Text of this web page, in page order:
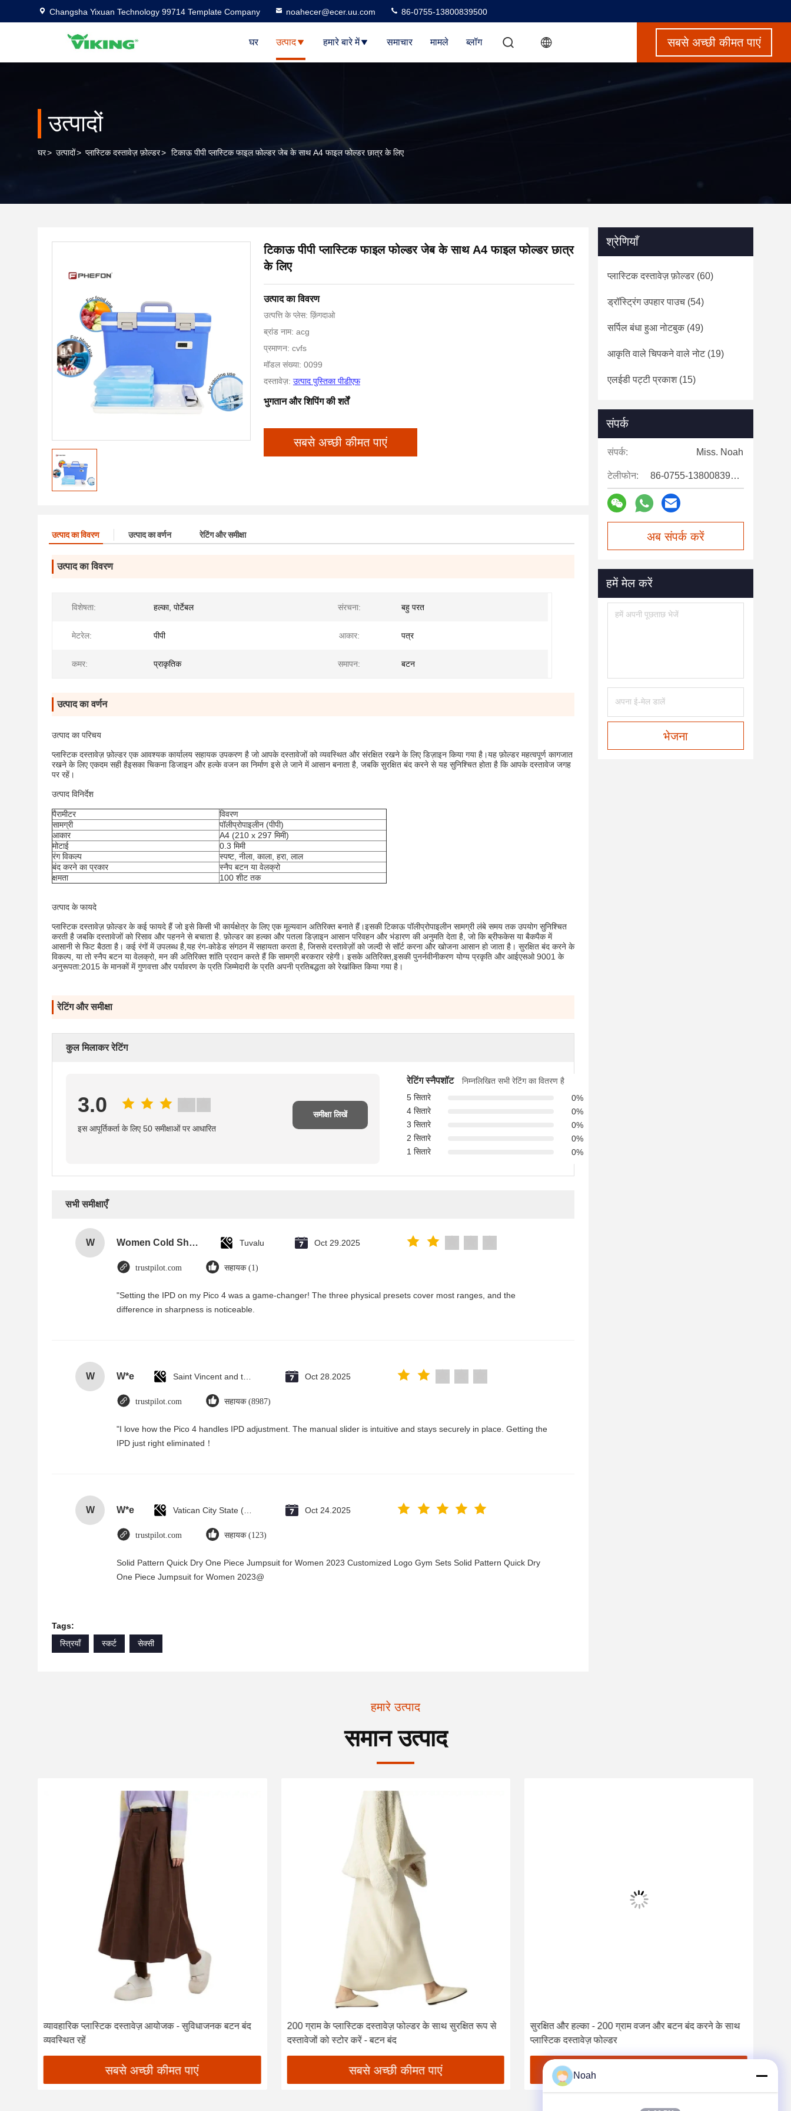
Changsha Yixuan Technology 99714 Template Company noahecer@ecer.uu.com 86-0755-13800839500
घर उत्पाद हमारे बारे में समाचार मामले ब्लॉग सबसे अच्छी कीमत पाएं
उत्पादों
घर> उत्पादों> प्लास्टिक दस्तावेज़ फ़ोल्डर> टिकाऊ पीपी प्लास्टिक फाइल फोल्डर जेब के साथ A4 फाइल फोल्डर छात्र के लिए
टिकाऊ पीपी प्लास्टिक फाइल फोल्डर जेब के साथ A4 फाइल फोल्डर छात्र
के लिए
उत्पाद का विवरण
उत्पत्ति के प्लेस: क़िंगदाओ
ब्रांड नाम: acg
प्रमाणन: cvfs
मॉडल संख्या: 0099
दस्तावेज़: उत्पाद पुस्तिका पीडीएफ
भुगतान और शिपिंग की शर्तें
सबसे अच्छी कीमत पाएं
उत्पाद का विवरण उत्पाद का वर्णन रेटिंग और समीक्षा
उत्पाद का विवरण
विशेषता: हल्का, पोर्टेबल संरचना: बहु परत
मेटरेल: पीपी आकार: पत्र
कमर: प्राकृतिक समापन: बटन
उत्पाद का वर्णन
उत्पाद का परिचय
प्लास्टिक दस्तावेज़ फ़ोल्डर एक आवश्यक कार्यालय सहायक उपकरण है जो आपके दस्तावेजों को व्यवस्थित और संरक्षित रखने के लिए डिज़ाइन किया गया है।यह फ़ोल्डर महत्वपूर्ण कागजात
रखने के लिए एकदम सही हैइसका चिकना डिजाइन और हल्के वजन का निर्माण इसे ले जाने में आसान बनाता है, जबकि सुरक्षित बंद करने से यह सुनिश्चित होता है कि आपके दस्तावेज जगह
पर रहें।
उत्पाद विनिर्देश
पैरामीटर
विवरण
सामग्री
पॉलीप्रोपाइलीन (पीपी)
आकार
A4 (210 x 297 मिमी)
मोटाई
0.3 मिमी
रंग विकल्प
स्पष्ट, नीला, काला, हरा, लाल
बंद करने का प्रकार
स्नैप बटन या वेलक्रो
क्षमता
100 शीट तक
उत्पाद के फायदे
प्लास्टिक दस्तावेज़ फ़ोल्डर के कई फायदे हैं जो इसे किसी भी कार्यक्षेत्र के लिए एक मूल्यवान अतिरिक्त बनाते हैं।इसकी टिकाऊ पॉलीप्रोपाइलीन सामग्री लंबे समय तक उपयोग सुनिश्चित
करती है जबकि दस्तावेजों को रिसाव और पहनने से बचाता है. फ़ोल्डर का हल्का और पतला डिज़ाइन आसान परिवहन और भंडारण की अनुमति देता है, जो कि ब्रीफकेस या बैकपैक में
आसानी से फिट बैठता है। कई रंगों में उपलब्ध है,यह रंग-कोडेड संगठन में सहायता करता है, जिससे दस्तावेज़ों को जल्दी से सॉर्ट करना और खोजना आसान हो जाता है। सुरक्षित बंद करने के
विकल्प, या तो स्नैप बटन या वेलक्रो, मन की अतिरिक्त शांति प्रदान करते हैं कि सामग्री बरकरार रहेगी। इसके अतिरिक्त,इसकी पुनर्नवीनीकरण योग्य प्रकृति और आईएसओ 9001 के
अनुरूपता:2015 के मानकों में गुणवत्ता और पर्यावरण के प्रति जिम्मेदारी के प्रति अपनी प्रतिबद्धता को रेखांकित किया गया है।
रेटिंग और समीक्षा
कुल मिलाकर रेटिंग
3.0
इस आपूर्तिकर्ता के लिए 50 समीक्षाओं पर आधारित
समीक्षा लिखें
रेटिंग स्नैपशॉट
निम्नलिखित सभी रेटिंग का वितरण है
5 सितारे
0%
4 सितारे
0%
3 सितारे
0%
2 सितारे
0%
1 सितारे
0%
सभी समीक्षाएँ
W Women Cold Shoulder V Neck Rayon Blouse Tuvalu Oct 29.2025
trustpilot.com सहायक (1)
"Setting the IPD on my Pico 4 was a game-changer! The three physical presets cover most ranges, and the
difference in sharpness is noticeable.
W W*e Oct 28.2025
trustpilot.com सहायक (8987)
"I love how the Pico 4 handles IPD adjustment. The manual slider is intuitive and stays securely in place. Getting the
IPD just right eliminated！
W W*e Oct 24.2025
trustpilot.com सहायक (123)
Solid Pattern Quick Dry One Piece Jumpsuit for Women 2023 Customized Logo Gym Sets Solid Pattern Quick Dry
One Piece Jumpsuit for Women 2023@
Tags:
स्त्रियाँ
स्कर्ट सेक्सी
श्रेणियाँ
प्लास्टिक दस्तावेज़ फ़ोल्डर (60)
ड्रॉस्ट्रिंग उपहार पाउच (54)
सर्पिल बंधा हुआ नोटबुक (49)
आकृति वाले चिपकने वाले नोट(19)
एलईडी पट्टी प्रकाश(15)
संपर्क
संपर्क: Miss. Noah
टेलीफोन: 86-0755-13800839500
अब संपर्क करें
हमें मेल करें
भेजना
हमारे उत्पाद
समान उत्पाद
व्यावहारिक प्लास्टिक दस्तावेज़ आयोजक - सुविधाजनक बटन बंद
व्यवस्थित रहें
सबसे अच्छी कीमत पाएं
200 ग्राम के प्लास्टिक दस्तावेज़ फोल्डर के साथ सुरक्षित रूप से
दस्तावेजों को स्टोर करें - बटन बंद
सबसे अच्छी कीमत पाएं
सुरक्षित और हल्का - 200 ग्राम वजन और बटन बंद करने के साथ
प्लास्टिक दस्तावेज़ फोल्डर
सबसे अच्छी कीमत पाएं
Noah